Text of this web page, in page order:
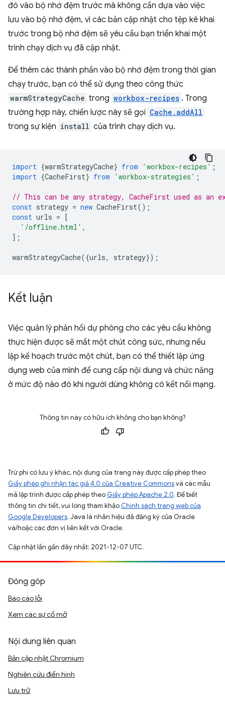
đó vào bộ nhớ đệm trước mà không cần dựa vào việc
lưu vào bộ nhớ đệm, vì các bản cập nhật cho tệp kê khai
trước trong bộ nhớ đệm sẽ yêu cầu bạn triển khai một
trình chạy dịch vụ đã cập nhật.
Để thêm các thành phần vào bộ nhớ đệm trong thời gian
chạy trước, bạn có thể sử dụng theo công thức
warmStrategyCache trong workbox-recipes . Trong
trường hợp này, chiến lược này sẽ gọi Cache.addAll
trong sự kiện install của trình chạy dịch vụ.
import {warmStrategyCache} from 'workbox-recipes' ;
import {CacheFirst} from 'workbox-strategies' ;
// This can be any strategy, CacheFirst used as an
const strategy = new CacheFirst();
const urls = [
'/offline.html' ,
];
warmStrategyCache({urls, strategy});
Kết luận
Việc quản lý phản hồi dự phòng cho các yêu cầu không
thực hiện được sẽ mất một chút công sức, nhưng nếu
lập kế hoạch trước một chút, bạn có thể thiết lập ứng
dụng web của mình để cung cấp nội dung và chức năng
ở mức độ nào đó khi người dùng không có kết nối mạng.
Thông tin này có hữu ích không cho bạn không?
Trừ phi có lưu ý khác, nội dung của trang này được cấp phép theo
Giấy phép ghi nhận tác giả 4.0 của Creative Commonsvà các mẫu
mã lập trình được cấp phép theo Giấy phép Apache 2.0. Để biết
thông tin chi tiết, vui lòng tham khảo Chính sách trang web của
Google Developers. Java là nhãn hiệu đã đăng ký của Oracle
và/hoặc các đơn vị liên kết với Oracle.
Cập nhật lần gần đây nhất: 2021-12-07 UTC.
Đóng góp
Báo cáo lỗi
Xem các sự cố mở
Nội dung liên quan
Bản cập nhật Chromium
Nghiên cứu điển hình
Lưu trữ